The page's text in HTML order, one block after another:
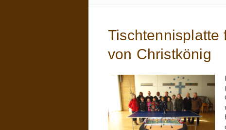
Tischtennisplatte
von Christkönig